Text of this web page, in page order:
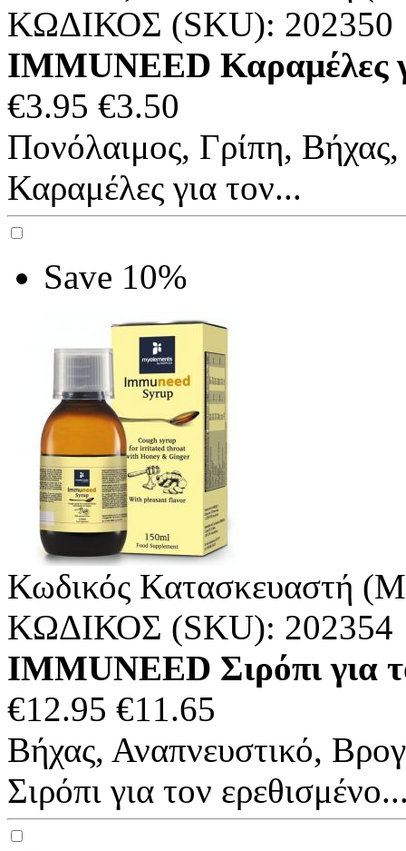
ΚΩΔΙΚΟΣ (SKU): 202350
IMMUNEED Καραμέλες
€3.95 €3.50
Πονόλαιμος, Γρίπη,
Καραμέλες για τον...
Save 10%
Κωδικός Κατασκευαστή
ΚΩΔΙΚΟΣ (SKU): 202354
IMMUNEED Σιρόπι για
€12.95 €11.65
Βήχας, Αναπνευστικό,
Σιρόπι για τον